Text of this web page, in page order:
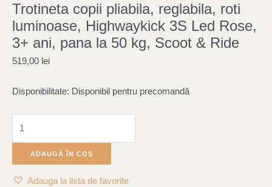
Trotineta copii pliabila, reglabila, roti
luminoase, Highwaykick 3S Led Rose,
3+ ani, pana la 50 kg, Scoot & Ride
519,00 lei
Disponibilitate: Disponibil pentru precomandă
reglabila,
roti
luminoase,
Highwaykick
3S
Rose,
ani,
50
kg,
ADAUGĂ ÎN COȘ
Adauga la lista de favorite